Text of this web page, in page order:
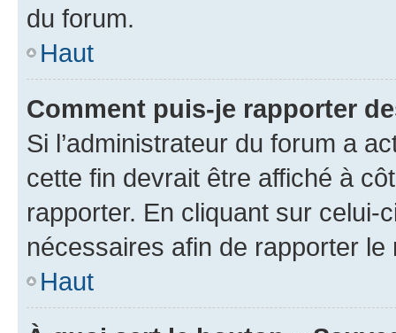
du forum.
Haut
Comment puis-je rapporter
Si l’administrateur du forum a
cette fin devrait être affiché à
rapporter. En cliquant sur
nécessaires afin de rapporter le
Haut